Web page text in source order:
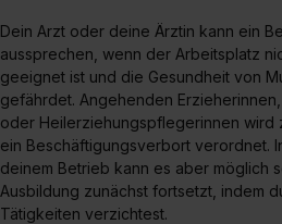
Dein Arzt oder deine Ärztin kann ein
aussprechen, wenn der Arbeitsplatz
geeignet ist und die Gesundheit von
gefährdet. Angehenden
oder Heilerziehungspflegerinnen wird
ein Beschäftigungsverbort verordnet.
deinem Betrieb kann es aber möglich
Ausbildung zunächst fortsetzt, indem
Tätigkeiten verzichtest.